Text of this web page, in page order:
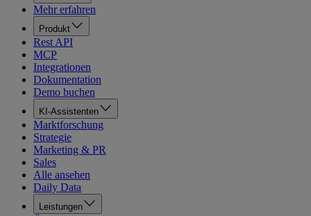
Mehr erfahren
Produkt
Rest API
MCP
Integrationen
Dokumentation
Demo buchen
KI-Assistenten
Marktforschung
Strategie
Marketing & PR
Sales
Alle ansehen
Daily Data
Leistungen